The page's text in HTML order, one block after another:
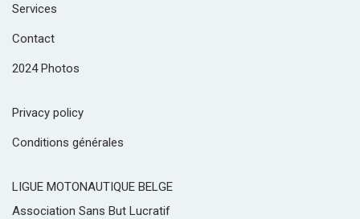
Services
Contact
2024 Photos
Privacy policy
Conditions générales
LIGUE MOTONAUTIQUE BELGE
Association Sans But Lucratif